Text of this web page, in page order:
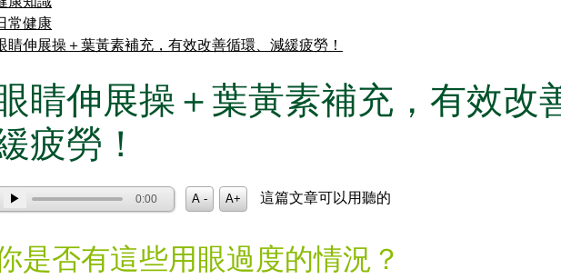
常健康
睛伸展操＋葉黃素補充，有效改善循環、減緩疲勞！
睛伸展操＋葉黃素補充，有效改
疲勞！
▶ 0:00 A - A+ 這篇文章可以用聽的
是否有這些用眼過度的情況？